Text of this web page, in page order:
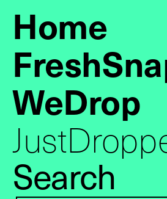
Home
WeDrop
Search